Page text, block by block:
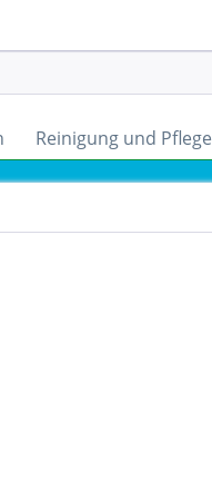
Reinigung und Pflege